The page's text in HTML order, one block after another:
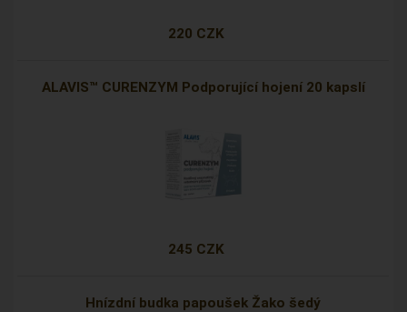
220 CZK
ALAVIS™ CURENZYM Podporující hojení 20 kapslí
245 CZK
Hnízdní budka papoušek Žako šedý